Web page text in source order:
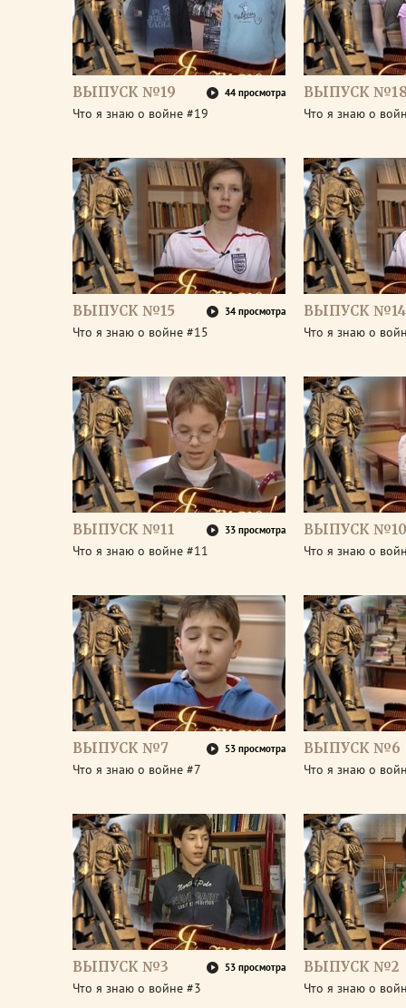
ВЫПУСК №19 44 просмотра
Что я знаю о войне #19
ВЫПУСК
Что я знаю о
ВЫПУСК №15 34 просмотра
Что я знаю о войне #15
ВЫПУСК №14
Что я знаю о
ВЫПУСК №11 33 просмотра
Что я знаю о войне #11
ВЫПУСК №10
Что я знаю о
ВЫПУСК №7 53 просмотра
Что я знаю о войне #7
ВЫПУСК №6
Что я знаю о
ВЫПУСК №3 53 просмотра
Что я знаю о войне #3
ВЫПУСК №2
Что я знаю о